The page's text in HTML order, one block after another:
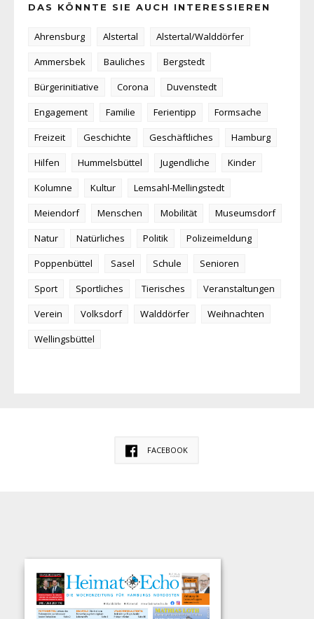
DAS KÖNNTE SIE AUCH INTERESSIEREN
Ahrensburg Alstertal
Alstertal/Walddörfer
Ammersbek
Bauliches
Bergstedt
Bürgerinitiative
Corona
Duvenstedt
Engagement
Familie Ferientipp
Formsache
Freizeit
Geschichte Geschäftliches
Hamburg
Hilfen
Hummelsbüttel Jugendliche
Kinder
Kolumne
Kultur
Lemsahl-Mellingstedt
Meiendorf
Menschen Mobilität
Museumsdorf
Natur
Natürliches Politik
Polizeimeldung
Poppenbüttel
Sasel Schule
Senioren
Sport
Sportliches Tierisches
Veranstaltungen
Verein
Volksdorf Walddörfer
Weihnachten
Wellingsbüttel
FACEBOOK